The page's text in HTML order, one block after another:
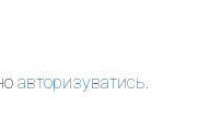
авторизуватись.